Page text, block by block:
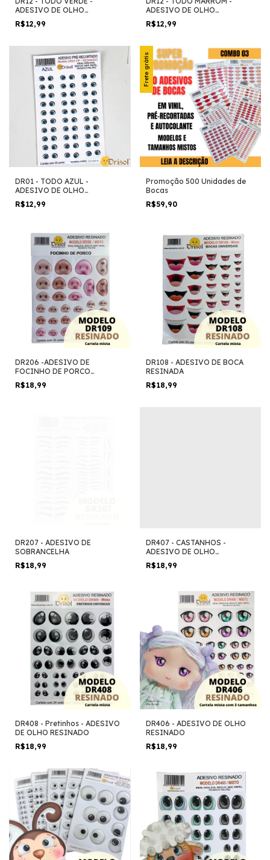
ADESIVO DE OLHO
RESINADO
R$12,99
ADESIVO DE OLHO
RESINADO
R$12,99
DR01 - TODO AZUL -
ADESIVO DE OLHO
RESINADO
R$12,99
Frete grátis
Promoção 500 Unidades de
Bocas
R$59,90
DR206 -ADESIVO DE
FOCINHO DE PORCO
RESINADO
R$18,99
DR108 - ADESIVO DE BOCA
RESINADA
R$18,99
DR207 - ADESIVO DE
SOBRANCELHA
R$18,99
DR407 - CASTANHOS -
ADESIVO DE OLHO
RESINADO
R$18,99
DR408 - Pretinhos - ADESIVO
DE OLHO RESINADO
R$18,99
DR406 - ADESIVO DE OLHO
RESINADO
R$18,99